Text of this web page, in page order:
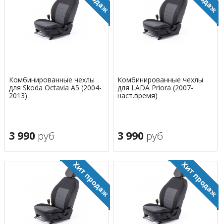
Комбинированные чехлы
для Skoda Octavia A5 (2004-
2013)
3 990 руб
Комбинированные чехлы
для LADA Priora (2007-
наст.время)
3 990 руб